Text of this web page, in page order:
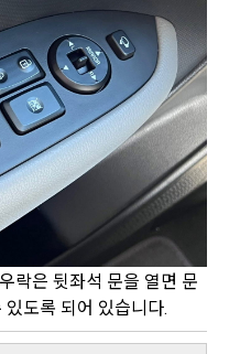
락은 뒷좌석 문을 열면 문
도록 되어 있습니다.